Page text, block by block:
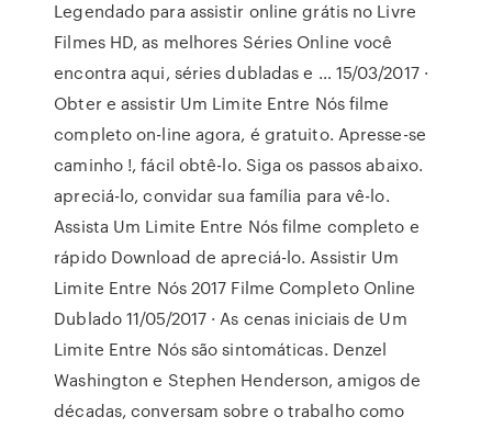
Legendado para assistir online grátis no Livre
Filmes HD, as melhores Séries Online você
encontra aqui, séries dubladas e … 15/03/2017 ·
Obter e assistir Um Limite Entre Nós filme
completo on-line agora, é gratuito. Apresse-se
caminho !, fácil obtê-lo. Siga os passos abaixo.
apreciá-lo, convidar sua família para vê-lo.
Assista Um Limite Entre Nós filme completo e
rápido Download de apreciá-lo. Assistir Um
Limite Entre Nós 2017 Filme Completo Online
Dublado 11/05/2017 · As cenas iniciais de Um
Limite Entre Nós são sintomáticas. Denzel
Washington e Stephen Henderson, amigos de
décadas, conversam sobre o trabalho como